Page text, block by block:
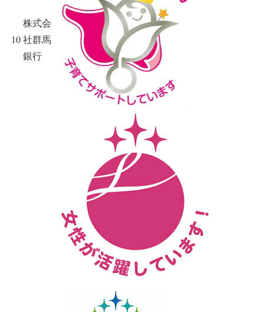
10
株式会
社群馬
銀行